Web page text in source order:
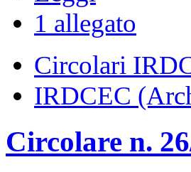
1 allegato
Circolari
IRDCEC
Circolare n.